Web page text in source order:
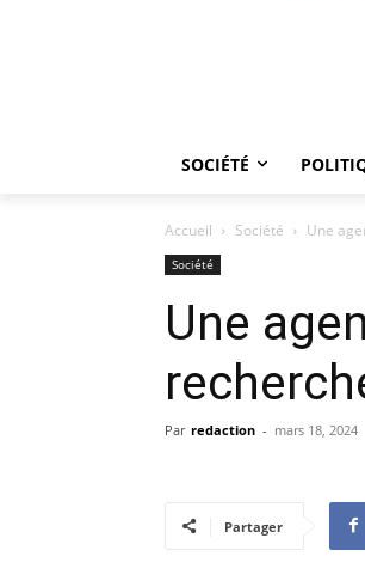
SOCIÉTÉ
Accueil Société Une
Société
Une
Par redaction - mars 18, 2024
Partager